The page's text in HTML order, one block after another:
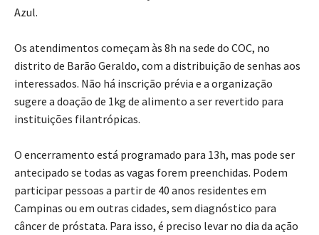
Azul.
Os atendimentos começam às 8h na sede do COC, no
distrito de Barão Geraldo, com a distribuição de senhas aos
interessados. Não há inscrição prévia e a organização
sugere a doação de 1kg de alimento a ser revertido para
instituições filantrópicas.
O encerramento está programado para 13h, mas pode ser
antecipado se todas as vagas forem preenchidas. Podem
participar pessoas a partir de 40 anos residentes em
Campinas ou em outras cidades, sem diagnóstico para
câncer de próstata. Para isso, é preciso levar no dia da ação